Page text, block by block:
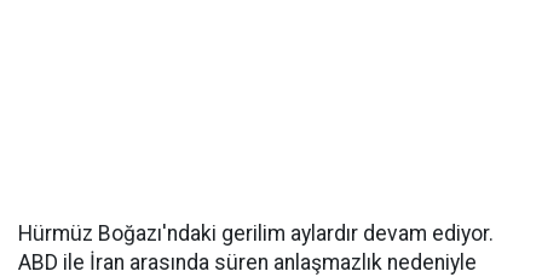
Hürmüz Boğazı'ndaki gerilim aylardır devam ediyor.
ABD ile İran arasında süren anlaşmazlık nedeniyle